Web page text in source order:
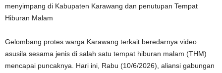
menyimpang di Kabupaten Karawang dan penutupan Tempat
Hiburan Malam
Gelombang protes warga Karawang terkait beredarnya video
asusila sesama jenis di salah satu tempat hiburan malam (THM)
mencapai puncaknya. Hari ini, Rabu (10/6/2026), aliansi gabungan